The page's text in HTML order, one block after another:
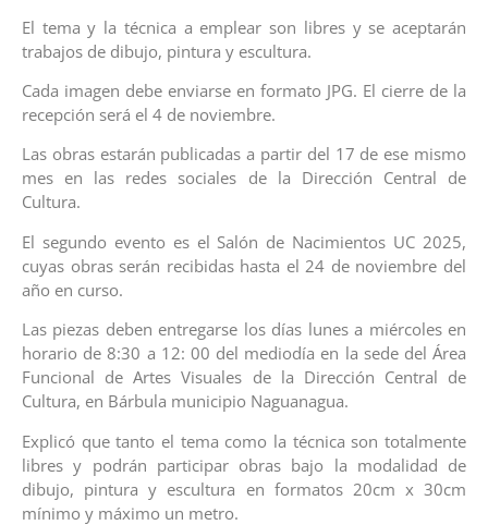
El tema y la técnica a emplear son libres y se aceptarán
trabajos de dibujo, pintura y escultura.
Cada imagen debe enviarse en formato JPG. El cierre de la
recepción será el 4 de noviembre.
Las obras estarán publicadas a partir del 17 de ese mismo
mes en las redes sociales de la Dirección Central de
Cultura.
El segundo evento es el Salón de Nacimientos UC 2025,
cuyas obras serán recibidas hasta el 24 de noviembre del
año en curso.
Las piezas deben entregarse los días lunes a miércoles en
horario de 8:30 a 12: 00 del mediodía en la sede del Área
Funcional de Artes Visuales de la Dirección Central de
Cultura, en Bárbula municipio Naguanagua.
Explicó que tanto el tema como la técnica son totalmente
libres y podrán participar obras bajo la modalidad de
dibujo, pintura y escultura en formatos 20cm x 30cm
mínimo y máximo un metro.